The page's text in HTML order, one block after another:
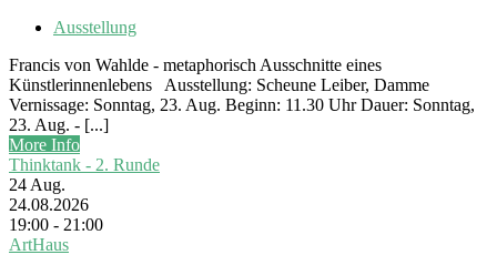
Ausstellung
Francis von Wahlde - metaphorisch Ausschnitte eines
Künstlerinnenlebens Ausstellung: Scheune Leiber, Damme
Vernissage: Sonntag, 23. Aug. Beginn: 11.30 Uhr Dauer: Sonntag,
23. Aug. - [...]
More Info
Thinktank - 2. Runde
24 Aug.
24.08.2026
19:00 - 21:00
ArtHaus